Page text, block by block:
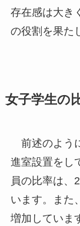
存在感は大き
の役割を果た
女子学生の
前述のよう
進室設置をし
員の比率は、
います。また
増加していま